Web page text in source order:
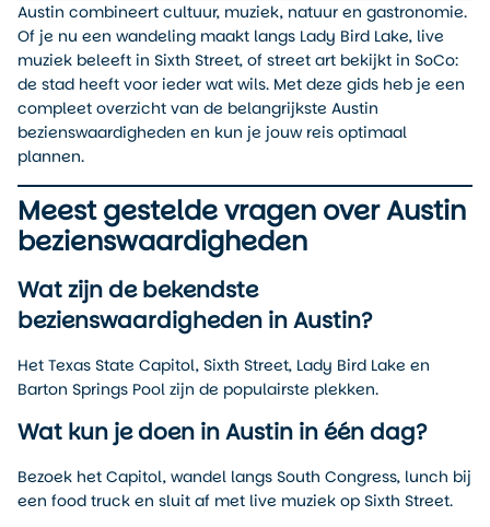
Austin combineert cultuur, muziek, natuur en gastronomie.
Of je nu een wandeling maakt langs Lady Bird Lake, live
muziek beleeft in Sixth Street, of street art bekijkt in SoCo:
de stad heeft voor ieder wat wils. Met deze gids heb je een
compleet overzicht van de belangrijkste Austin
bezienswaardigheden en kun je jouw reis optimaal
plannen.
Meest gestelde vragen over Austin
bezienswaardigheden
Wat zijn de bekendste
bezienswaardigheden in Austin?
Het Texas State Capitol, Sixth Street, Lady Bird Lake en
Barton Springs Pool zijn de populairste plekken.
Wat kun je doen in Austin in één dag?
Bezoek het Capitol, wandel langs South Congress, lunch bij
een food truck en sluit af met live muziek op Sixth Street.